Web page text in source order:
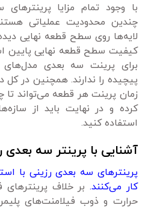
با وجود تمام مزایا
چندین محدودیت عملیاتی
لایه‌ها روی سطح قطعه نهایی
کیفیت سطح قطعه نهایی پایین
برای پرینت سه بعدی
پیچیده را ندارند. همچنین در
زمان پرینت هر قطعه می‌تواند
کرده و در نهایت باید از
استفاده کنید.
آشنایی با پرینتر سه بعدی
کار می‌کنند. بر خلاف پرینترهای
حرارت و ذوب فیلامنت‌های